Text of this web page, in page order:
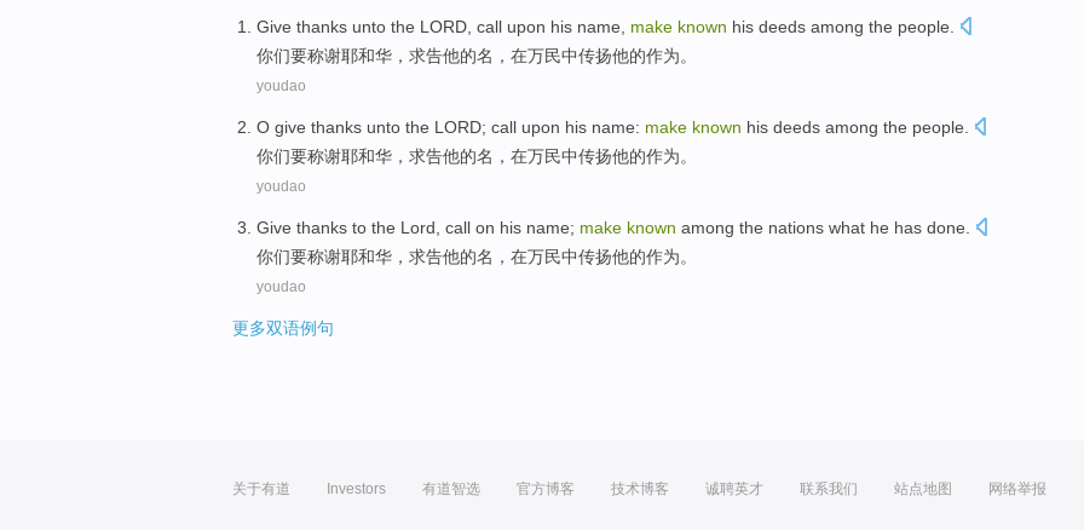
Give thanks unto the LORD, call upon his name, make known his deeds among the people.
你们要称谢耶和华 ， 求告他的名 ， 在万民中传扬他的作为。
youdao
O give thanks unto the LORD; call upon his name: make known his deeds among the people.
你们要称谢耶和华 ，求告他的名 ， 在万民中传扬他的作为。
youdao
Give thanks to the Lord , call on his name; make known among the nations what he has done.
你们要称谢耶和华 ，求告他的名 ， 在万民中传扬他的作为。
youdao
更多双语例句
关于有道 Investors 有道智选 官方博客 技术博客 诚聘英才 联系我们 站点地图 网络举报